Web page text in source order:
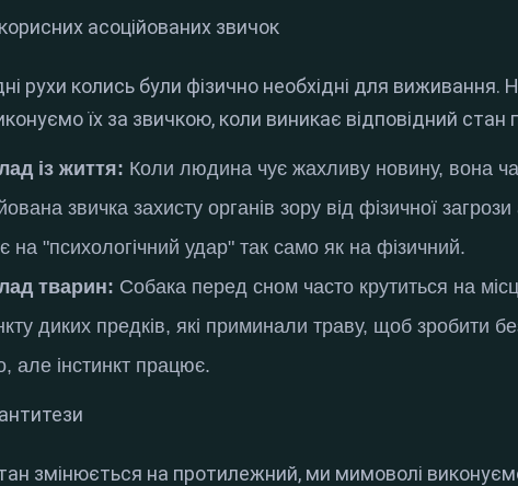
асоційованих звичок
рухи колись були фізично необхідні для
їх за звичкою, коли виникає відповідний стан
із життя: Коли людина чує жахливу новину, вона
звичка захисту органів зору від фізичної
на "психологічний удар" так само як на фізичний.
тварин: Собака перед сном часто крутиться на
диких предків, які приминали траву, щоб зробити
але інстинкт працює.
змінюється на протилежний, ми мимоволі